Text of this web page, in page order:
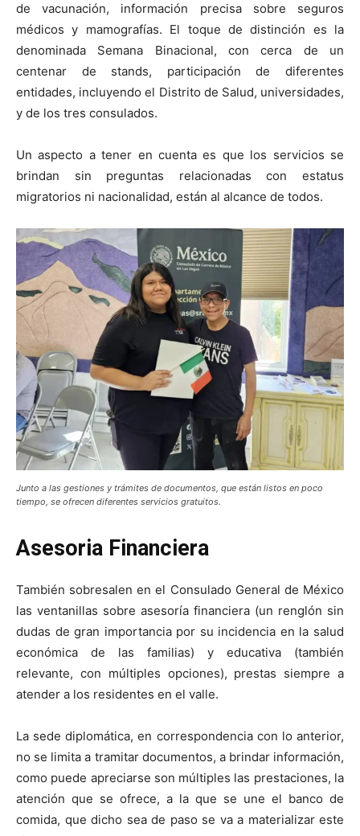
de vacunación, información precisa sobre seguros
médicos y mamografías. El toque de distinción es la
denominada Semana Binacional, con cerca de un
centenar de stands, participación de diferentes
entidades, incluyendo el Distrito de Salud, universidades,
y de los tres consulados.
Un aspecto a tener en cuenta es que los servicios se
brindan sin preguntas relacionadas con estatus
migratorios ni nacionalidad, están al alcance de todos.
Junto a las gestiones y trámites de documentos, que están listos en poco
tiempo, se ofrecen diferentes servicios gratuitos.
Asesoria Financiera
También sobresalen en el Consulado General de México
las ventanillas sobre asesoría financiera (un renglón sin
dudas de gran importancia por su incidencia en la salud
económica de las familias) y educativa (también
relevante, con múltiples opciones), prestas siempre a
atender a los residentes en el valle.
La sede diplomática, en correspondencia con lo anterior,
no se limita a tramitar documentos, a brindar información,
como puede apreciarse son múltiples las prestaciones, la
atención que se ofrece, a la que se une el banco de
comida, que dicho sea de paso se va a materializar este